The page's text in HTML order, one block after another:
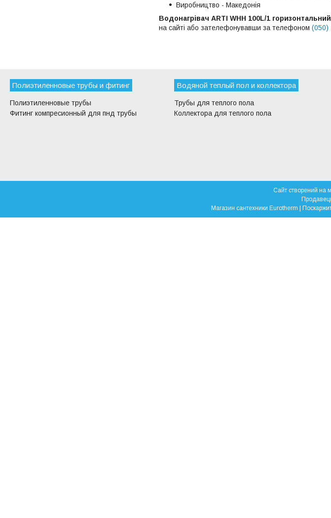
Виробництво - Македонія
Водонагрівач ARTI WHH 100L/1 горизонтальний
на сайті або зателефонувавши за телефоном (050)
Полиэтиленновые трубы и фитинг
Полиэтиленновые трубы
Фитинг компресионный для пнд трубы
Водяной теплый пол и коллектора
Трубы для теплого пола
Коллектора для теплого пола
Сайт створений на
Магазин сантехники Eurotherm |